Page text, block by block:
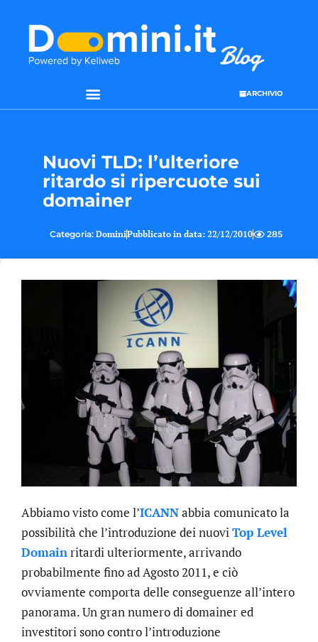
ARCHIVIO
Nuovi TLD: l’ulteriore
ritardo si ripercuote sui
domainer
Categoria: DominiPubblicato in data: 22/12/2010 285
Abbiamo visto come l’ICANNabbia comunicato la
possibilità che l’introduzione dei nuoviTop Level
Domainritardi ulteriormente, arrivando
probabilmente fino ad Agosto 2011, e ciò
ovviamente comporta delle conseguenze all’intero
panorama. Un gran numero di domainer ed
investitori sono contro l’introduzione